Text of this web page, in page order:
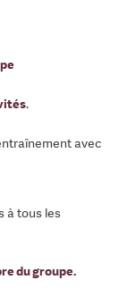
.
avec
à tous les
du groupe.